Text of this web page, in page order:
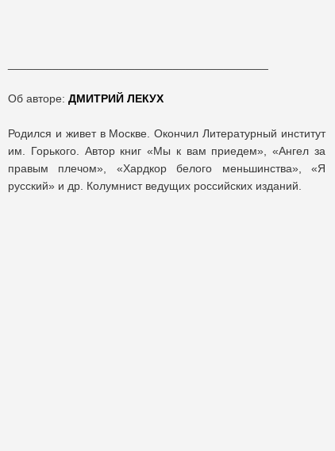
Об авторе: ДМИТРИЙ ЛЕКУХ
Родился и живет в Москве. Окончил Литературный институт
им. Горького. Автор книг «Мы к вам приедем», «Ангел за
правым плечом», «Хардкор белого меньшинства», «Я
русский» и др. Колумнист ведущих российских изданий.